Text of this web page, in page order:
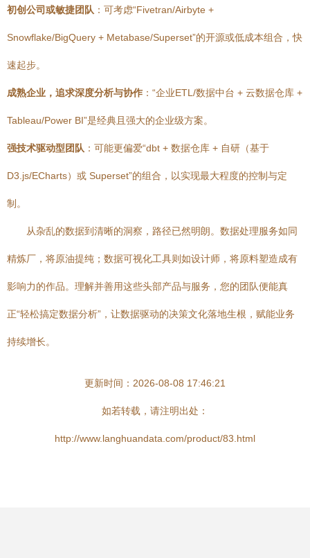
初创公司或敏捷团队 ：可考虑“Fivetran/Airbyte +
Snowflake/BigQuery + Metabase/Superset”的开源或低成本组合，快
速起步。
成熟企业，追求深度分析与协作 ：“企业ETL/数据中台 + 云数据仓库 +
Tableau/Power BI”是经典且强大的企业级方案。
强技术驱动型团队 ：可能更偏爱“dbt + 数据仓库 + 自研（基于
D3.js/ECharts）或 Superset”的组合，以实现最大程度的控制与定
制。
从杂乱的数据到清晰的洞察，路径已然明朗。数据处理服务如同
精炼厂，将原油提纯；数据可视化工具则如设计师，将原料塑造成有
影响力的作品。理解并善用这些头部产品与服务，您的团队便能真
正“轻松搞定数据分析”，让数据驱动的决策文化落地生根，赋能业务
持续增长。
更新时间：2026-08-08 17:46:21
如若转载，请注明出处：
http://www.langhuandata.com/product/83.html